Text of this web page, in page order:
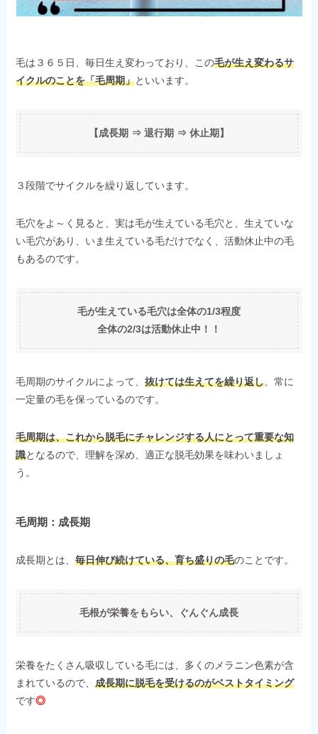
毛は３６５日、毎日生え変わっており、この毛が生え変わるサ
イクルのことを「毛周期」といいます。
【成長期 ⇒ 退行期 ⇒ 休止期】
３段階でサイクルを繰り返しています。
毛穴をよ～く見ると、実は毛が生えている毛穴と、生えていな
い毛穴があり、いま生えている毛だけでなく、活動休止中の毛
もあるのです。
毛が生えている毛穴は全体の1/3程度
全体の2/3は活動休止中！！
毛周期のサイクルによって、抜けては生えてを繰り返し 、常に
一定量の毛を保っているのです。
毛周期は、これから脱毛にチャレンジする人にとって重要な知
識となるので、理解を深め、適正な脱毛効果を味わいましょ
う。
毛周期：成長期
成長期とは、毎日伸び続けている、育ち盛りの毛のことです。
毛根が栄養をもらい、ぐんぐん成長
栄養をたくさん吸収している毛には、多くのメラニン色素が含
まれているので、成長期に脱毛を受けるのがベストタイミング
です◎